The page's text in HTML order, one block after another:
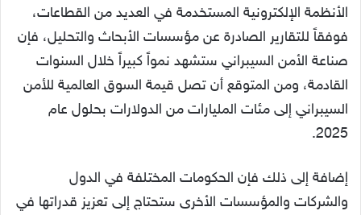
الأنظمة الإلكترونية المستخدمة في العديد من القطاعات،
فوفقاً للتقارير الصادرة عن مؤسسات الأبحاث والتحليل، فإن
صناعة الأمن السيبراني ستشهد نمواً كبيراً خلال السنوات
القادمة، ومن المتوقع أن تصل قيمة السوق العالمية للأمن
السيبراني إلى مئات المليارات من الدولارات بحلول عام
2025.
إضافة إلى ذلك فإن الحكومات المختلفة في الدول
والشركات والمؤسسات الأخرى ستحتاج إلى تعزيز قدراتها في